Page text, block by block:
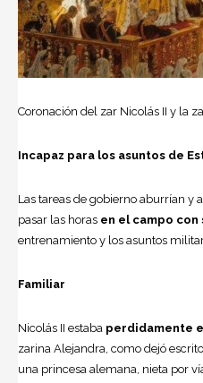
Coronación del zar Nicolás II y la
Incapaz para los asuntos de
Las tareas de gobierno aburrían y
pasar las horas en el campo con
entrenamiento y los asuntos
Familiar
Nicolás II estaba perdidamente
zarina Alejandra, como dejó
una princesa alemana, nieta por